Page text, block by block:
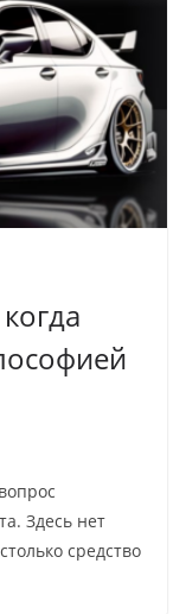
Здесь нет
средство